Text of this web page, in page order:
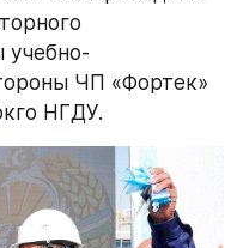
учебно-
ЧП «Фортек»
НГДУ.